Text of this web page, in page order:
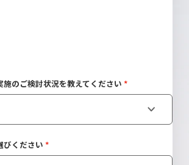
のご検討状況を教えてください
びください